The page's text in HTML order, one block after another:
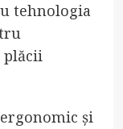
tehnologia
plăcii
și